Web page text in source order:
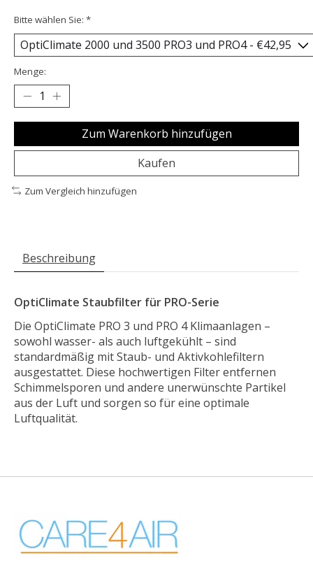
Bitte wählen Sie: *
Menge:
Zum Warenkorb hinzufügen
Kaufen
Zum Vergleich hinzufügen
Beschreibung
OptiClimate Staubfilter für PRO-Serie
Die OptiClimate PRO 3 und PRO 4 Klimaanlagen –
sowohl wasser- als auch luftgekühlt – sind
standardmäßig mit Staub- und Aktivkohlefiltern
ausgestattet. Diese hochwertigen Filter entfernen
Schimmelsporen und andere unerwünschte Partikel
aus der Luft und sorgen so für eine optimale
Luftqualität.